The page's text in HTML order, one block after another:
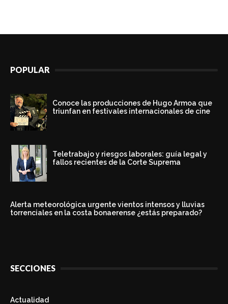
POPULAR
Conoce las producciones de Hugo Armoa que
triunfan en festivales internacionales de cine
Teletrabajo y riesgos laborales: guía legal y
fallos recientes de la Corte Suprema
Alerta meteorológica urgente vientos intensos y lluvias
torrenciales en la costa bonaerense ¿estás preparado?
SECCIONES
Actualidad